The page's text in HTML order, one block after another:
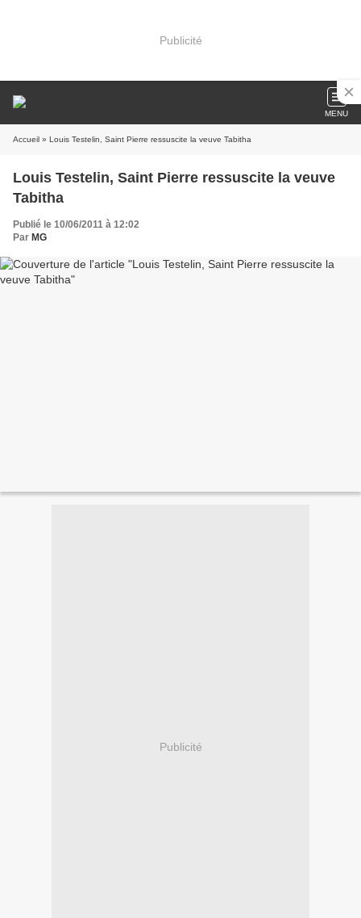
Publicité
MENU
Accueil » Louis Testelin, Saint Pierre ressuscite la veuve Tabitha
Louis Testelin, Saint Pierre ressuscite la veuve
Tabitha
Publié le 10/06/2011 à 12:02
Par MG
Publicité